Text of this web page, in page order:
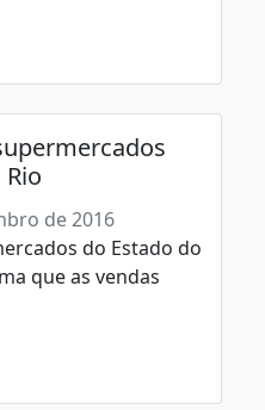
de 2016
do Estado do
que as vendas